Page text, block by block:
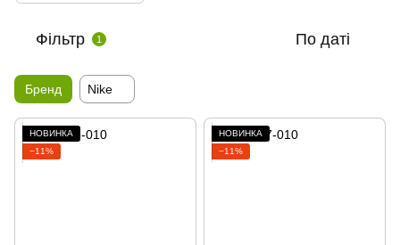
Фільтр 1 По даті
Бренд Nike
НОВИНКА
−11%
НОВИНКА
−11%